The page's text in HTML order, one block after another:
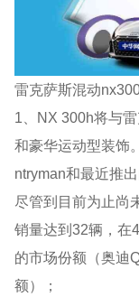
雷克萨斯混动
1、NX 300h将与
和豪华运动型装饰
ntryman和最近推
尽管到目前为止尚
销量达到32辆，在
的市场份额（奥迪
额）；